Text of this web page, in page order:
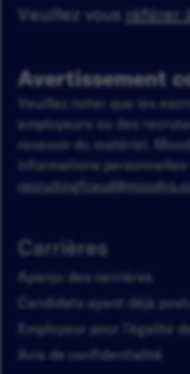
Veuillez vous référer
Avertissement
Veuillez noter que les
employeurs ou des
recevoir du matériel.
informations
Carrières
Aperçu des carrières
Candidats ayant déjà
Employeur pour l'égalité
Avis de confidentialité